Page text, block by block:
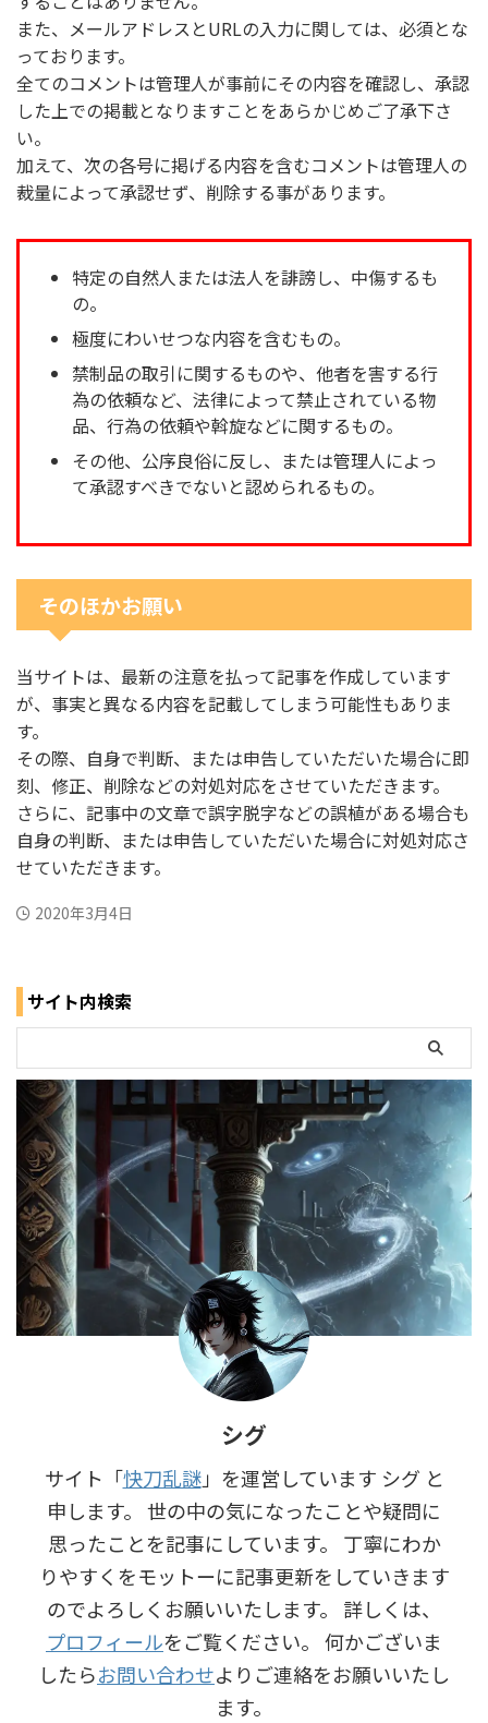
また、メールアドレスとURLの入力に関しては、必須とな
っております。
全てのコメントは管理人が事前にその内容を確認し、承認
した上での掲載となりますことをあらかじめご了承下さ
い。
加えて、次の各号に掲げる内容を含むコメントは管理人の
裁量によって承認せず、削除する事があります。
特定の自然人または法人を誹謗し、中傷するも
の。
極度にわいせつな内容を含むもの。
禁制品の取引に関するものや、他者を害する行
為の依頼など、法律によって禁止されている物
品、行為の依頼や斡旋などに関するもの。
その他、公序良俗に反し、または管理人によっ
て承認すべきでないと認められるもの。
そのほかお願い
当サイトは、最新の注意を払って記事を作成しています
が、事実と異なる内容を記載してしまう可能性もありま
す。
その際、自身で判断、または申告していただいた場合に即
刻、修正、削除などの対処対応をさせていただきます。
さらに、記事中の文章で誤字脱字などの誤植がある場合も
自身の判断、または申告していただいた場合に対処対応さ
せていただきます。
2020年3月4日
サイト内検索
シグ
サイト「快刀乱謎」を運営しています シグ と
申します。 世の中の気になったことや疑問に
思ったことを記事にしています。 丁寧にわか
りやすくをモットーに記事更新をしていきます
のでよろしくお願いいたします。 詳しくは、
プロフィールをご覧ください。 何かございま
したらお問い合わせよりご連絡をお願いいたし
ます。